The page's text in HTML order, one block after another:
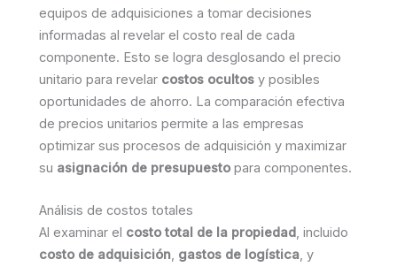
equipos de adquisiciones a tomar decisiones
informadas al revelar el costo real de cada
componente. Esto se logra desglosando el precio
unitario para revelar costos ocultos y posibles
oportunidades de ahorro. La comparación efectiva
de precios unitarios permite a las empresas
optimizar sus procesos de adquisición y maximizar
su asignación de presupuesto para componentes.
Análisis de costos totales
Al examinar el costo total de la propiedad, incluido
costo de adquisición, gastos de logística, y